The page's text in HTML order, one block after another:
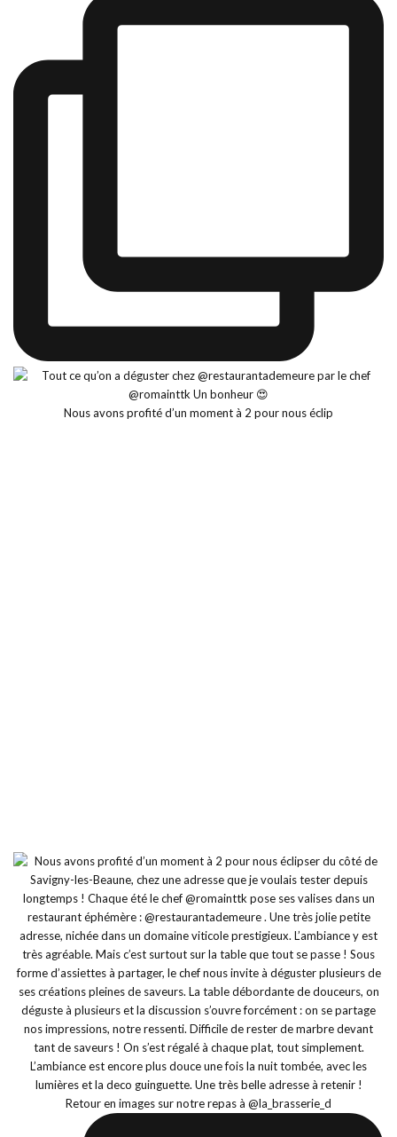
Nous avons profité d’un moment à 2 pour nous éclip
Retour en images sur notre repas à @la_brasserie_d